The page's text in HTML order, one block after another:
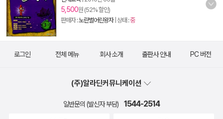
5,500원 (52% 할인)
판매자 :노란별어린왕자| 상태 :중
로그인 전체 메뉴 회사 소개 출판사 안내 PC 버전
(주)알라딘커뮤니케이션
일반문의 (발신자 부담) 1544-2514